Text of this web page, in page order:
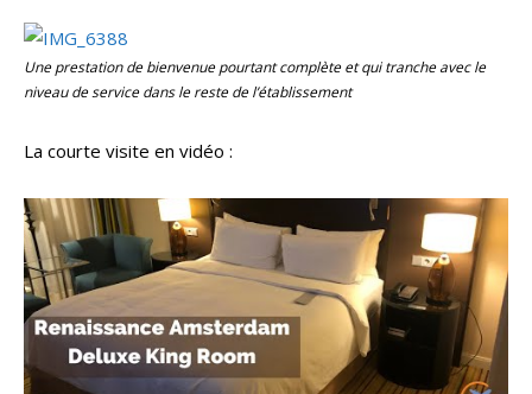
Une prestation de bienvenue pourtant complète et qui tranche avec le
niveau de service dans le reste de l’établissement
La courte visite en vidéo :